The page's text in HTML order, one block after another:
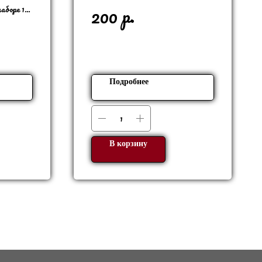
12
200р.
Подробнее
В корзину